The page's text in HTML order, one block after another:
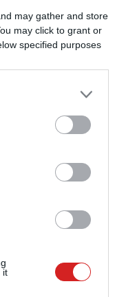
may gather and store
may click to grant or
specified purposes
it
ZÖLD PÁLYA